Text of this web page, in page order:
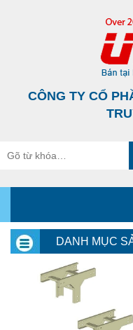
CÔNG TY CỔ
DANH MỤC